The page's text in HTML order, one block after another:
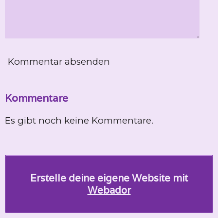
Kommentar absenden
Kommentare
Es gibt noch keine Kommentare.
Erstelle deine eigene Website mit
Webador